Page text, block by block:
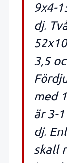
9x4-
dj.
3,5
med
är 3-
dj.
skall